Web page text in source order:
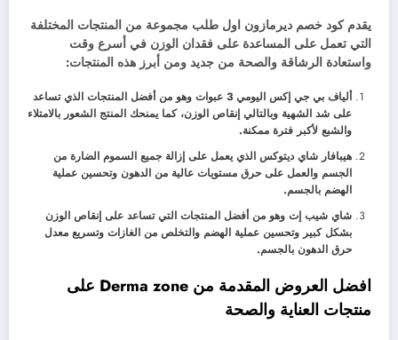
يقدم كود خصم ديرمازون اول طلب مجموعة من المنتجات المختلفة
التي تعمل على المساعدة على فقدان الوزن في أسرع وقت
واستعادة الرشاقة والصحة من جديد ومن أبرز هذه المنتجات:
ألياف بي جي إكس اليومي 3 عبوات وهو من أفضل المنتجات الذي تساعد
على شد الشهية وبالتالي إنقاص الوزن، كما يمنحك المنتج الشعور بالامتلاء
والشبع لأكبر فترة ممكنة.
هيبافار شاي ديتوكس الذي يعمل على إزالة جميع السموم الضارة من
الجسم والعمل على حرق مستويات عالية من الدهون وتحسين عملية
الهضم بالجسم.
شاي شيب إت وهو من أفضل المنتجات التي تساعد على إنقاص الوزن
بشكل كبير وتحسين عملية الهضم والتخلص من الغازات وتسريع معدل
حرق الدهون بالجسم.
افضل العروض المقدمة من Derma zone على
منتجات العناية والصحة